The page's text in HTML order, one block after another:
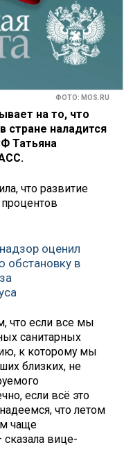
ФОТО: MOS.RU
на то, что
стране наладится
Татьяна
что развитие
процентов
оценил
обстановку в
что если все мы
санитарных
к которому мы
близких, не
если всё это
что летом
чаще
сказала вице-